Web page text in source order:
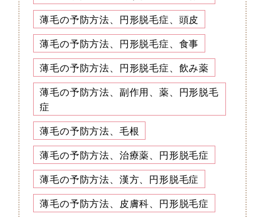
薄毛の予防方法、円形脱毛症、頭皮
薄毛の予防方法、円形脱毛症、食事
薄毛の予防方法、円形脱毛症、飲み薬
薄毛の予防方法、副作用、薬、円形脱毛
症
薄毛の予防方法、毛根
薄毛の予防方法、治療薬、円形脱毛症
薄毛の予防方法、漢方、円形脱毛症
薄毛の予防方法、皮膚科、円形脱毛症